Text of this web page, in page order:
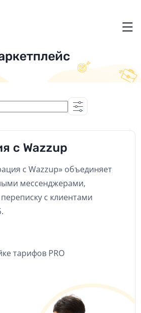
с Wazzup
с Wazzup» объединяет
мессенджерами,
с клиентами
тарифов PRO